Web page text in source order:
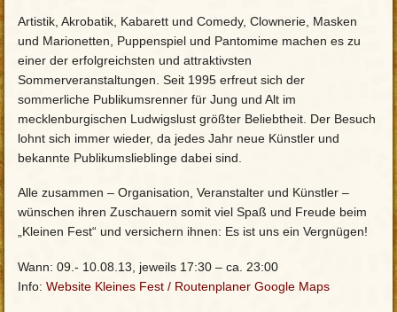
Artistik, Akrobatik, Kabarett und Comedy, Clownerie, Masken
und Marionetten, Puppenspiel und Pantomime machen es zu
einer der erfolgreichsten und attraktivsten
Sommerveranstaltungen. Seit 1995 erfreut sich der
sommerliche Publikumsrenner für Jung und Alt im
mecklenburgischen Ludwigslust größter Beliebtheit. Der Besuch
lohnt sich immer wieder, da jedes Jahr neue Künstler und
bekannte Publikumslieblinge dabei sind.
Alle zusammen – Organisation, Veranstalter und Künstler –
wünschen ihren Zuschauern somit viel Spaß und Freude beim
„Kleinen Fest“ und versichern ihnen: Es ist uns ein Vergnügen!
Wann: 09.- 10.08.13, jeweils 17:30 – ca. 23:00
Info: Website Kleines Fest / Routenplaner Google Maps